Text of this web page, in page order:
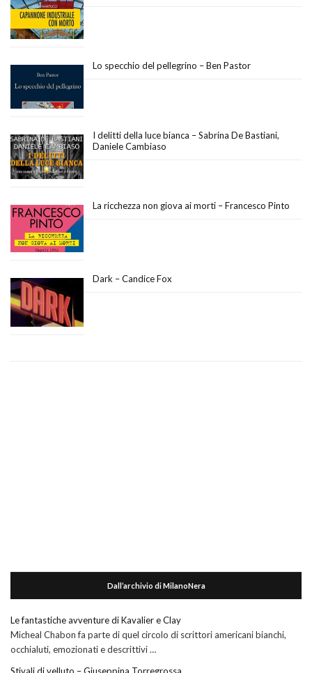
Lo specchio del pellegrino – Ben Pastor
I delitti della luce bianca – Sabrina De Bastiani,
Daniele Cambiaso
La ricchezza non giova ai morti – Francesco Pinto
Dark – Candice Fox
Dall’archivio di MilanoNera
Le fantastiche avventure di Kavalier e Clay
Micheal Chabon fa parte di quel circolo di scrittori americani bianchi,
occhialuti, emozionati e descrittivi …